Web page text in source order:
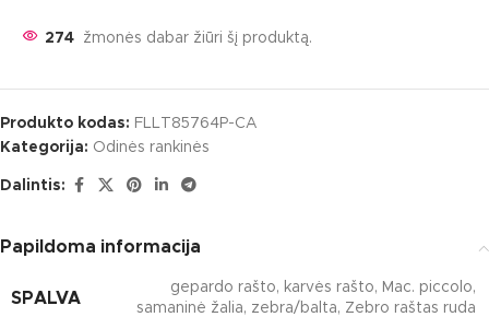
270 žmonės dabar žiūri šį produktą.
Produkto kodas: FLLT85764P-CA
Kategorija: Odinės rankinės
Dalintis:
Papildoma informacija
SPALVA
gepardo rašto, karvės rašto, Mac. piccolo,
samaninė žalia, zebra/balta, Zebro raštas ruda